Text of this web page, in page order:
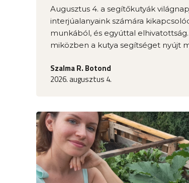
Augusztus 4. a segítőkutyák
interjúalanyaink számára
munkából, és egyúttal
miközben a kutya segítséget nyújt
Szalma R. Botond
2026. augusztus 4.